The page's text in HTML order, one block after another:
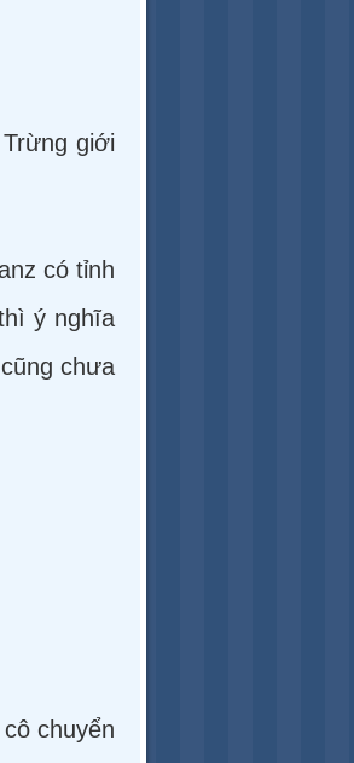
giới
có tỉnh
ý nghĩa
chưa
chuyển